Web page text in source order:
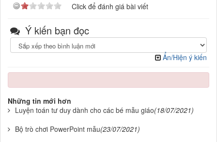
Click để đánh giá bài viết
Ý kiến bạn đọc
Ẩn/Hiện ý kiến
Những tin mới hơn
Luyện toán tư duy dành cho các bé mẫu giáo(18/07/2021)
Bộ trò chơi PowerPoint mẫu(23/07/2021)